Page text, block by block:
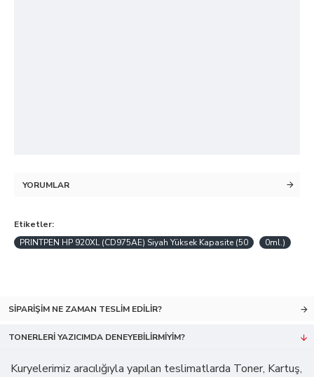
YORUMLAR
Etiketler:
PRINTPEN HP 920XL (CD975AE) Siyah Yüksek Kapasite (50
0ml.)
SIPARIŞIM NE ZAMAN TESLIM EDILIR?
TONERLERI YAZICIMDA DENEYEBILIRMIYIM?
Kuryelerimiz aracılığıyla yapılan teslimatlarda Toner, Kartuş,